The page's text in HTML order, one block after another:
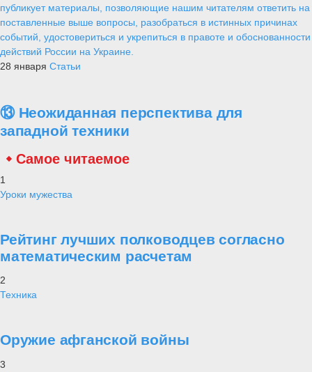
публикует материалы, позволяющие нашим читателям ответить на
поставленные выше вопросы, разобраться в истинных причинах
событий, удостовериться и укрепиться в правоте и обоснованности
действий России на Украине.
28 января Статьи
⑬ Неожиданная перспектива для
западной техники
Самое читаемое
1
Уроки мужества
Рейтинг лучших полководцев согласно
математическим расчетам
2
Техника
Оружие афганской войны
3